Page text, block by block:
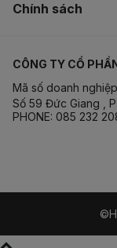
Chính sách
CÔNG TY CỔ
Mã số doanh
Số 59 Đức Giang ,
PHONE: 085 232